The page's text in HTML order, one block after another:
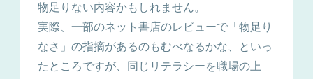
物足りない内容かもしれません。
実際、一部のネット書店のレビューで「物足り
なさ」の指摘があるのもむべなるかな、といっ
たところですが、同じリテラシーを職場の上